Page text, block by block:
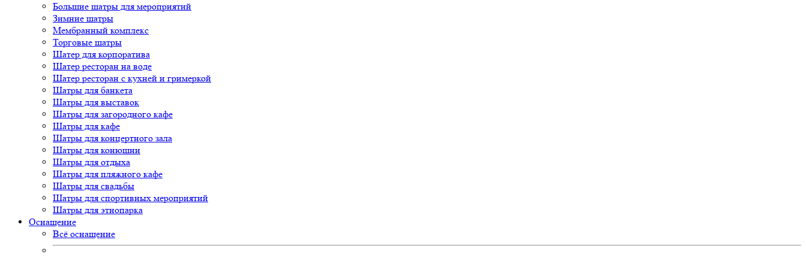
Большие шатры для мероприятий
Зимние шатры
Мембранный комплекс
Торговые шатры
Шатер для корпоратива
Шатер ресторан на воде
Шатер ресторан с кухней и гримеркой
Шатры для банкета
Шатры для выставок
Шатры для загородного кафе
Шатры для кафе
Шатры для концертного зала
Шатры для конюшни
Шатры для отдыха
Шатры для пляжного кафе
Шатры для свадьбы
Шатры для спортивных мероприятий
Шатры для этнопарка
Оснащение
Всё оснащение